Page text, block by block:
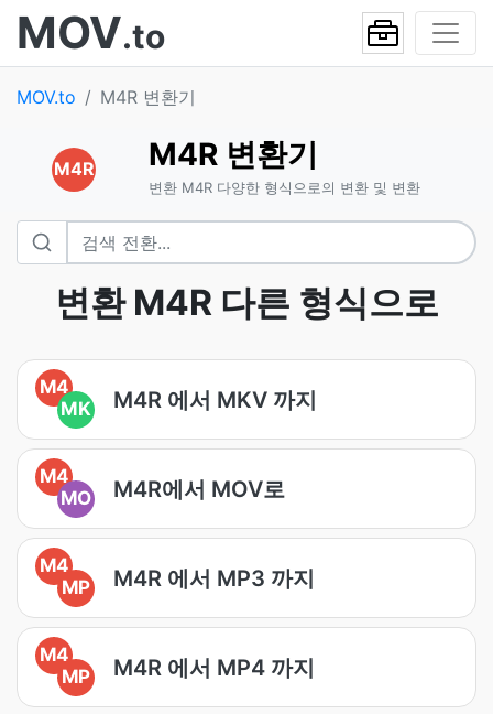
MOV.to
MOV.to M4R 변환기
M4R M4R 변환기
변환 M4R 다양한 형식으로의 변환 및 변환
변환 M4R 다른 형식으로
M4
MK
M4R 에서 MKV 까지
M4
MO
M4R에서 MOV로
M4
MP
M4R 에서 MP3 까지
M4
MP
M4R 에서 MP4 까지